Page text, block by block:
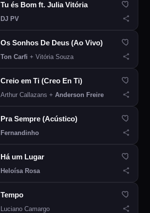
Tu és Bom ft. Julia Vitória
DJ PV
Os Sonhos De Deus (Ao Vivo)
Ton Carfi + Vitória Souza
Creio em Ti (Creo En Ti)
Arthur Callazans + Anderson Freire
Pra Sempre (Acústico)
Fernandinho
Há um Lugar
Heloísa Rosa
Tempo
Luciano Camargo